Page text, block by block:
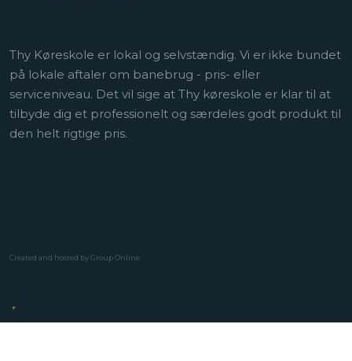
​Thy Køreskole er lokal og selvstændig. Vi er ikke bundet
på lokale aftaler om banebrug - pris- eller
serviceniveau. Det vil sige at Thy køreskole er klar til at
tilbyde dig et professionelt og særdeles godt produkt til
den helt rigtige pris.
Created and hosted by Group Online